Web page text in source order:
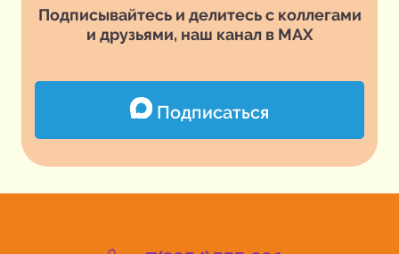
Подписывайтесь и делитесь с коллегами
и друзьями, наш канал в MAX
Подписаться